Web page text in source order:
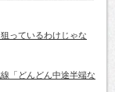
っているわけじゃな
「どんどん中途半端な